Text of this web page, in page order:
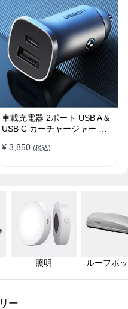
車載充電器 2ポート USB A &
USB C カーチャージャー 急
¥ 3,850 (税込)
照明
ルーフボ
ー